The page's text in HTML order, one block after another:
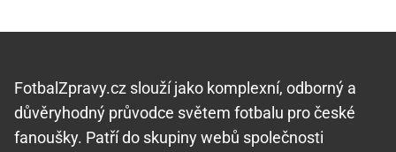
FotbalZpravy.cz slouží jako komplexní, odborný a
důvěryhodný průvodce světem fotbalu pro české
fanoušky. Patří do skupiny webů společnosti